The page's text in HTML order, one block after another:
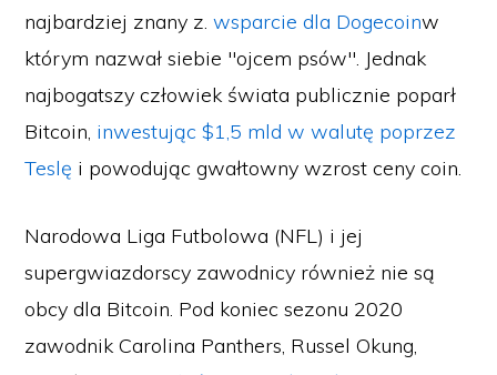
najbardziej znany z.wsparcie dla Dogecoinw
którym nazwał siebie "ojcem psów". Jednak
najbogatszy człowiek świata publicznie poparł
Bitcoin, inwestując $1,5 mld w walutę poprzez
Teslę i powodując gwałtowny wzrost ceny coin.
Narodowa Liga Futbolowa (NFL) i jej
supergwiazdorscy zawodnicy również nie są
obcy dla Bitcoin. Pod koniec sezonu 2020
zawodnik Carolina Panthers, Russel Okung,